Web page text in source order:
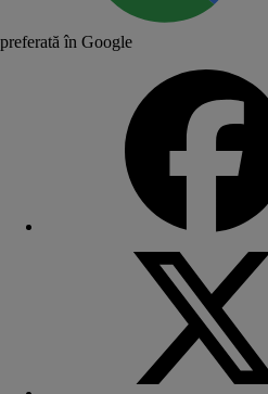
preferată în Google